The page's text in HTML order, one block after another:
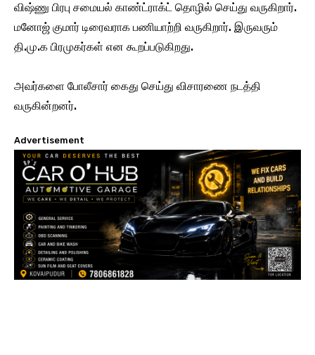
விஷ்ணு பிரபு சமையல் காண்ட்ராக்ட் தொழில் செய்து வருகிறார்.
மனோஜ் குமார் டிரைவராக பணியாற்றி வருகிறார். இருவரும்
தி.மு.க பிரமுகர்கள் என கூறப்படுகிறது.
அவர்களை போலீசார் கைது செய்து விசாரணை நடத்தி
வருகின்றனர்.
Advertisement